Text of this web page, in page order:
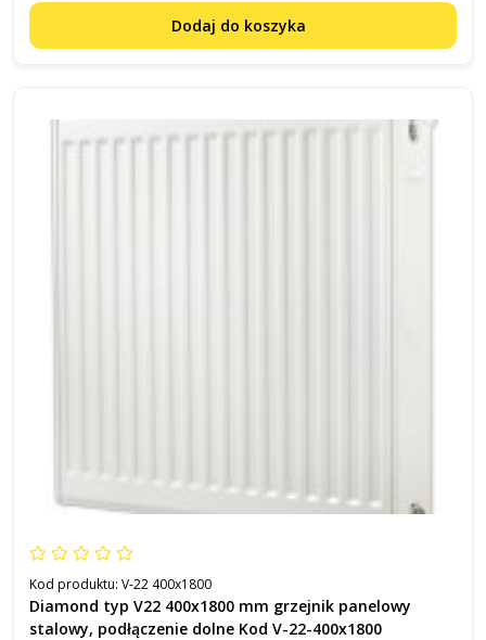
Dodaj do koszyka
Kod produktu: V-22 400x1800
Diamond typ V22 400x1800 mm grzejnik panelowy
stalowy, podłączenie dolne Kod V-22-400x1800